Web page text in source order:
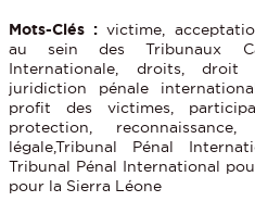
Mots-Clés : victime,
au sein des Tribunaux
Internationale, droits, droit
juridiction pénale
profit des victimes,
protection,
légale,Tribunal Pénal
Tribunal Pénal International
pour la Sierra Léone